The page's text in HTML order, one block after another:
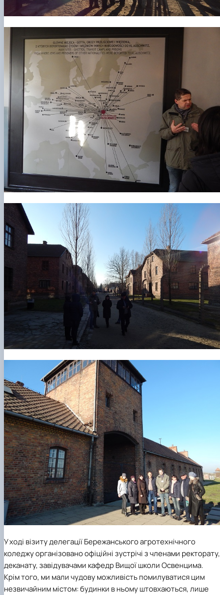
У ході візиту делегації Бережанського агротехнічного
коледжу організовано офіційні зустрічі з членами ректорату,
деканату, завідувачами кафедр Вищої школи Освенцима.
Крім того, ми мали чудову можливість помилуватися цим
незвичайним містом: будинки в ньому штовхаються, лише